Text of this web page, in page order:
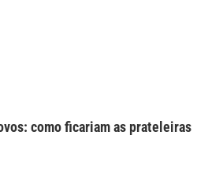
como ficariam as prateleiras